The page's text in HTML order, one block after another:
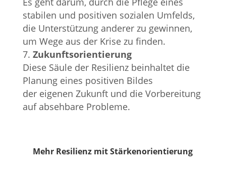
stabilen und positiven sozialen Umfelds,
die Unterstützung anderer zu gewinnen,
um Wege aus der Krise zu finden.
Zukunftsorientierung
Diese Säule der Resilienz beinhaltet die
Planung eines positiven Bildes
der eigenen Zukunft und die Vorbereitung
auf absehbare Probleme.
Mehr Resilienz mit Stärkenorientierung